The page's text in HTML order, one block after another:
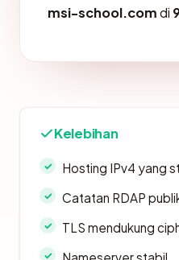
msi-school.comdi
Kelebihan
Hosting IPv4 yang
Catatan RDAP
TLS mendukung